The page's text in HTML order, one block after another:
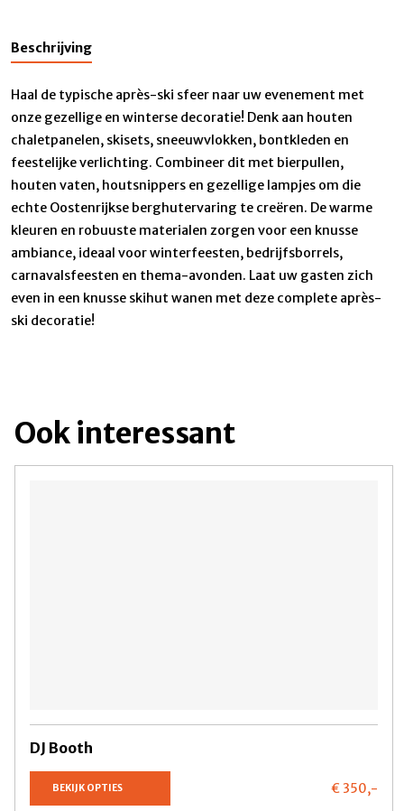
Beschrijving
Haal de typische après-ski sfeer naar uw evenement met
onze gezellige en winterse decoratie! Denk aan houten
chaletpanelen, skisets, sneeuwvlokken, bontkleden en
feestelijke verlichting. Combineer dit met bierpullen,
houten vaten, houtsnippers en gezellige lampjes om die
echte Oostenrijkse berghutervaring te creëren. De warme
kleuren en robuuste materialen zorgen voor een knusse
ambiance, ideaal voor winterfeesten, bedrijfsborrels,
carnavalsfeesten en thema-avonden. Laat uw gasten zich
even in een knusse skihut wanen met deze complete après-
ski decoratie!
Ook interessant
DJ Booth
BEKIJK OPTIES € 350,-